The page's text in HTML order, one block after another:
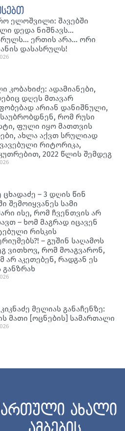
ელოშვილი: შავებში
დედა ნიშნავს…
ერთის არა… ორი
დასასრულს!
კობახიძე: ადამიანები,
დღეს მთავარ
არიან დანიშნული,
რომ რუსი
ფული იყო მათთვის
ახლა აქვთ სრულიად
რიტორიკა,
2022 წლის შემდეგ
ცხადაძე – 3 დღის წინ
შემოიყვანეს სამი
ისე, რომ ჩვენთვის არ
– ხომ მაგრად იცავენ
რისკის
– გუშინ საღამოს
ვითხოვ, რომ მოაგვარონ,
არ აკეთებენ, რადგან ეს
განზრახ
მელიას განაჩენზე:
მათი [ოცნების] სამართალი
ახალი